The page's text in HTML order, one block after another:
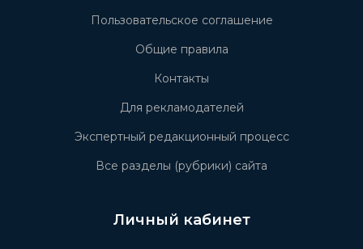
Пользовательское соглашение
Общие правила
Контакты
Для рекламодателей
Экспертный редакционный процесс
Все разделы (рубрики) сайта
Личный кабинет